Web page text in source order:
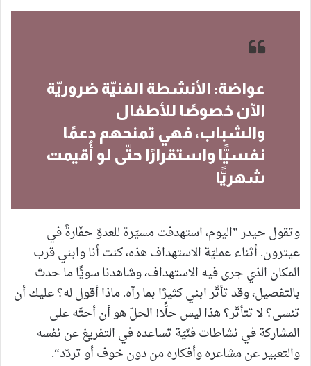
عواضة: الأنشطة الفنيّة ضروريّة
الآن خصوصًا للأطفال
والشباب، فهي تمنحهم دعمًا
نفسيًّا واستقرارًا حتّى لو أُقيمت
شهريًّا
وتقول حيدر ”اليوم، استهدفت مسيّرة للعدوّ حفّارةً في
عيترون. أثناء عمليّة الاستهداف هذه، كنت أنا وابني قرب
المكان الذي جرى فيه الاستهداف، وشاهدنا سويًّا ما حدث
بالتفصيل، وقد تأثّر ابني كثيرًا بما رآه. ماذا أقول له؟ عليك أن
تنسى؟ لا تتأثّر؟ هذا ليس حلًّا! الحلّ هو أن أحثّه على
المشاركة في نشاطات فنّيّة تساعده في التفريغ عن نفسه
والتعبير عن مشاعره وأفكاره من دون خوف أو تردّد“.